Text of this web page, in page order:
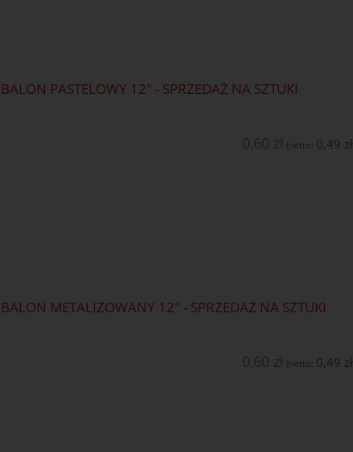
BALON PASTELOWY 12" - SPRZEDAŻ NA SZTUKI
(netto: 0,49 zł
BALON METALIZOWANY 12" - SPRZEDAŻ NA SZTUKI
(netto: 0,49 zł